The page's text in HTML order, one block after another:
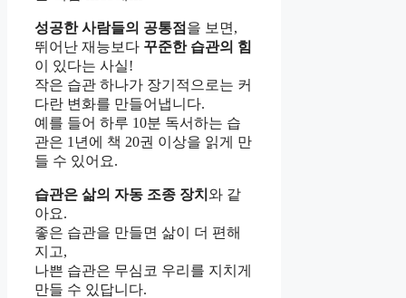
성공한 사람들의 공통점 을 보면,
뛰어난 재능보다 꾸준한 습관의 힘
이 있다는 사실!
작은 습관 하나가 장기적으로는 커
다란 변화를 만들어냅니다.
예를 들어 하루 10분 독서하는 습
관은 1년에 책 20권 이상을 읽게 만
들 수 있어요.
습관은 삶의 자동 조종 장치 와 같
아요.
좋은 습관을 만들면 삶이 더 편해
지고,
나쁜 습관은 무심코 우리를 지치게
만들 수 있답니다.